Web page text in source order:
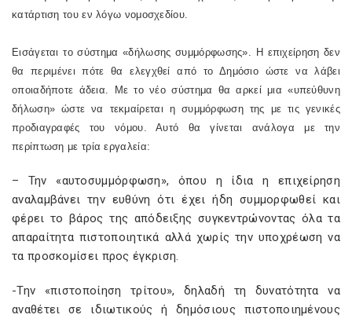
κατάρτιση του εν λόγω νομοσχεδίου.
Εισάγεται το σύστημα «δήλωσης συμμόρφωσης». Η επιχείρηση δεν
θα περιμένει πότε θα ελεγχθεί από το Δημόσιο ώστε να λάβει
οποιαδήποτε άδεια. Με το νέο σύστημα θα αρκεί μια «υπεύθυνη
δήλωση» ώστε να τεκμαίρεται η συμμόρφωση της με τις γενικές
προδιαγραφές του νόμου. Αυτό θα γίνεται ανάλογα με την
περίπτωση με τρία εργαλεία:
– Την «αυτοσυμμόρφωση», όπου η ίδια η επιχείρηση
αναλαμβάνει την ευθύνη ότι έχει ήδη συμμορφωθεί και
φέρει το βάρος της απόδειξης συγκεντρώνοντας όλα τα
απαραίτητα πιστοποιητικά αλλά χωρίς την υποχρέωση να
τα προσκομίσει προς έγκριση.
-Την «πιστοποίηση τρίτου», δηλαδή τη δυνατότητα να
αναθέτει σε ιδιωτικούς ή δημόσιους πιστοποιημένους